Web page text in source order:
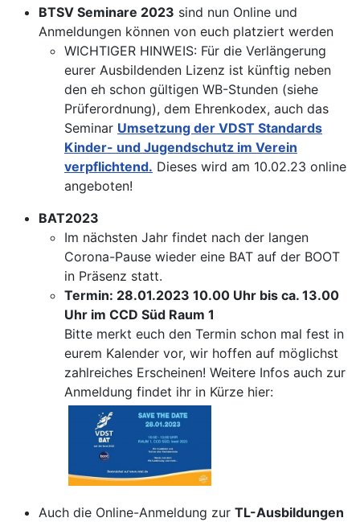
BTSV Seminare 2023 sind nun Online und
Anmeldungen können von euch platziert werden
WICHTIGER HINWEIS: Für die Verlängerung
eurer Ausbildenden Lizenz ist künftig neben
den eh schon gültigen WB-Stunden (siehe
Prüferordnung), dem Ehrenkodex, auch das
Seminar Umsetzung der VDST Standards
Kinder- und Jugendschutz im Verein
verpflichtend. Dieses wird am 10.02.23 online
angeboten!
BAT2023
Im nächsten Jahr findet nach der langen
Corona-Pause wieder eine BAT auf der BOOT
in Präsenz statt.
Termin: 28.01.2023 10.00 Uhr bis ca. 13.00
Uhr im CCD Süd Raum 1
Bitte merkt euch den Termin schon mal fest in
eurem Kalender vor, wir hoffen auf möglichst
zahlreiches Erscheinen! Weitere Infos auch zur
Anmeldung findet ihr in Kürze hier:
Auch die Online-Anmeldung zur TL-Ausbildungen